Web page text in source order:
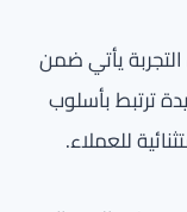
يأتي ضمن
ترتبط بأسلوب